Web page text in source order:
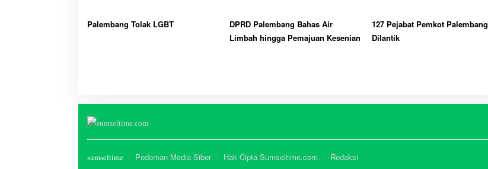
Palembang Tolak LGBT
DPRD Palembang Bahas Air
Limbah hingga Pemajuan Kesenian
127 Pejabat Pemkot Palembang
Dilantik
sumseltime Pedoman Media Siber Hak Cipta Sumseltime.com Redaksi